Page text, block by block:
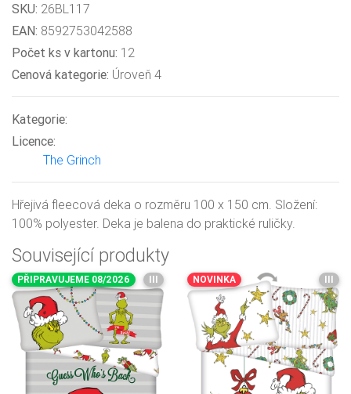
SKU: 26BL117
EAN: 8592753042588
Počet ks v kartonu: 12
Cenová kategorie: Úroveň 4
Kategorie:
Licence:
The Grinch
Hřejivá fleecová deka o rozměru 100 x 150 cm. Složení:
100% polyester. Deka je balena do praktické ruličky.
Související produkty
PŘIPRAVUJEME 08/2026 III NOVINKA III